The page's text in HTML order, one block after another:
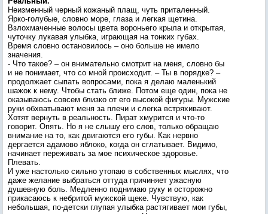
Неизменный черный кожаный плащ, чуть приталенный.
Ярко-голубые, словно море, глаза и легкая щетина.
Взлохмаченные волосы цвета вороньего крыла и открытая,
чуточку лукавая улыбка, играющая на тонких губах.
Время словно остановилось – оно больше не имело
значения.
- Что такое? – он внимательно смотрит на меня, словно бы
и не понимает, что со мной происходит. – Ты в порядке? –
продолжает сыпать вопросами, пока я делаю маленький
шажок к нему. Чтобы стать ближе. Потом еще один, пока не
оказываюсь совсем близко от его высокой фигуры. Мужские
руки обхватывают меня за плечи и слегка встряхивают.
Хотят вернуть в реальность. Пират хмурится и что-то
говорит. Опять. Но я не слышу его слов, только обращаю
внимание на то, как двигаются его губы. Как нервно
дергается адамово яблоко, когда он сглатывает. Видимо,
начинает переживать за мое психическое здоровье.
Плевать.
И уже настолько сильно утопаю в собственных мыслях, что
даже желание выбраться оттуда причиняет ужасную
душевную боль. Медленно поднимаю руку и осторожно
прикасаюсь к небритой мужской щеке. Чувствую, как
небольшая, по-детски глупая улыбка растягивает мои губы,